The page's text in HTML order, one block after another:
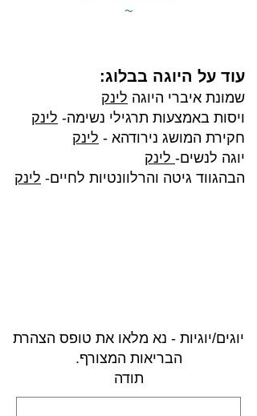
~
עוד על היוגה בבלוג​​:
שמונת איברי היוגה לינק
ויסות באמצעות תרגילי נשימה- לינק
חקירת המושג נירודהא - לינק
יוגה לנשים- לינק
הבהגווד גיטה והרלוונטיות לחיים- לינק
יוגים/יוגיות - נא מלאו את טופס הצהרת
הבריאות המצורף.
תודה